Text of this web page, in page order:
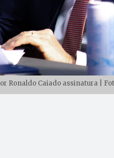
Ronaldo Caiado assinatura |